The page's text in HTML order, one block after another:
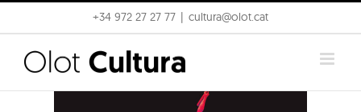
to
content
+34 972 27 27 77 cultura@olot.cat